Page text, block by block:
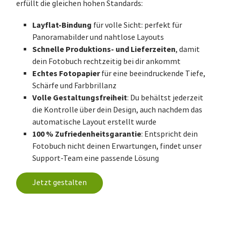
erfüllt die gleichen hohen Standards:
Layflat-Bindung für volle Sicht: perfekt für
Panoramabilder und nahtlose Layouts
Schnelle Produktions- und Lieferzeiten, damit
dein Fotobuch rechtzeitig bei dir ankommt
Echtes Fotopapierfür eine beeindruckende Tiefe,
Schärfe und Farbbrillanz
Volle Gestaltungsfreiheit: Du behältst jederzeit
die Kontrolle über dein Design, auch nachdem das
automatische Layout erstellt wurde
100 % Zufriedenheitsgarantie: Entspricht dein
Fotobuch nicht deinen Erwartungen, findet unser
Support-Team eine passende Lösung
Jetzt gestalten